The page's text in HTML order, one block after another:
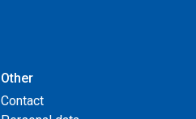
Other
Contact